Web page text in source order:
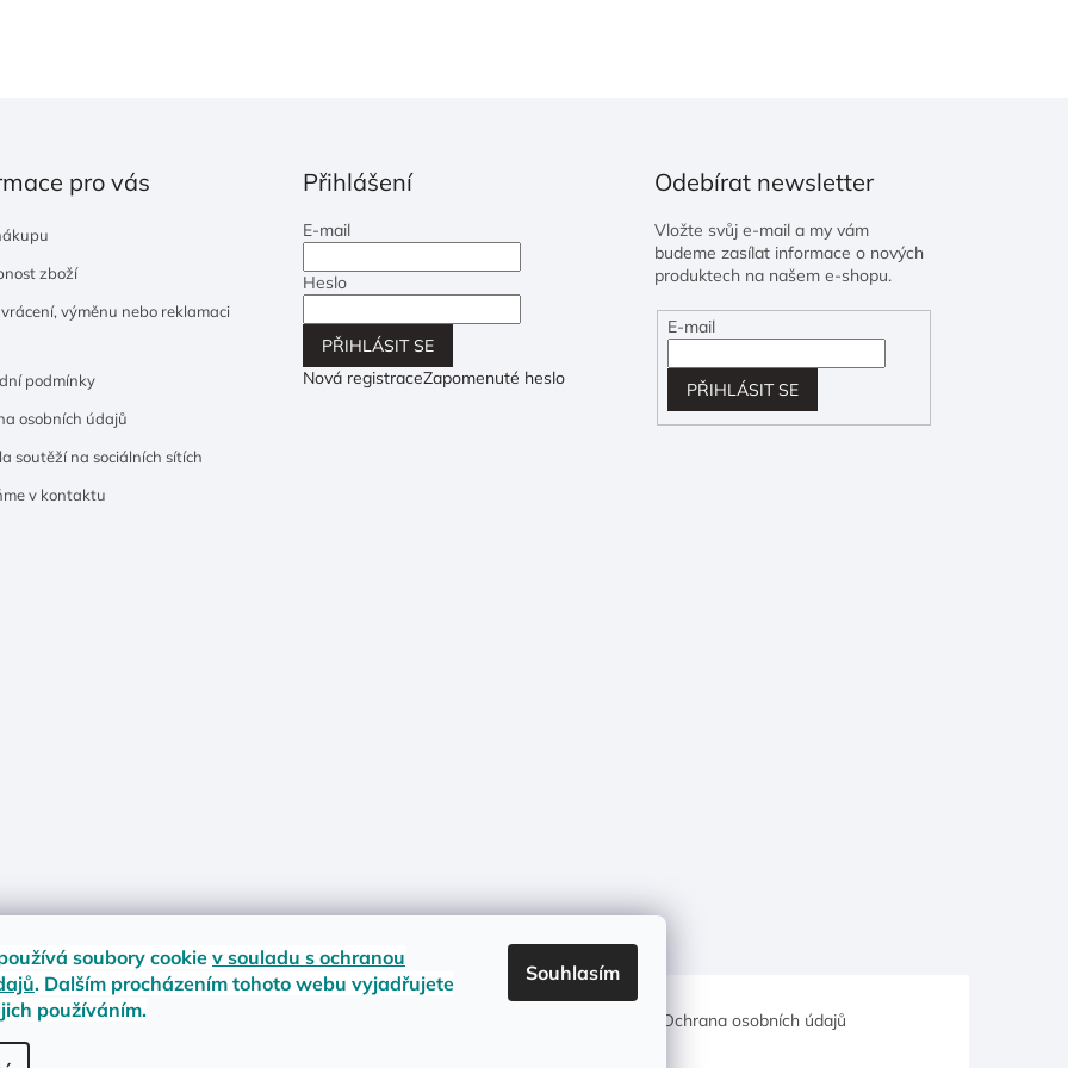
soubory cookiev souladu s ochranou
. Dalším procházením tohoto webu vyjadřujete
používáním.
Souhlasím
pro vás
zboží
vrácení, výměnu nebo reklamaci
podmínky
osobních údajů
soutěží na sociálních sítích
v kontaktu
Přihlášení
E-mail
Heslo
PŘIHLÁSIT SE
Nová registraceZapomenuté heslo
Odebírat newsletter
Vložte svůj e-mail a my vám
budeme zasílat informace o nových
produktech na našem e-shopu.
E-mail
PŘIHLÁSIT SE
zboží Materiály a velikosti Ochrana osobních údajů